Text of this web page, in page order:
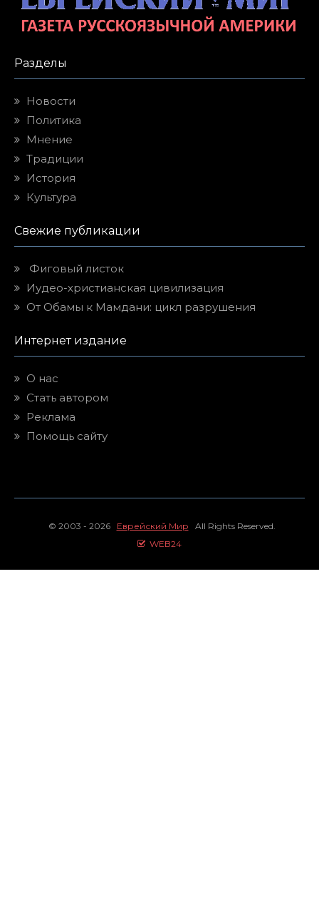
Разделы
Новости
Политика
Мнение
Традиции
История
Культура
Свежие публикации
Фиговый листок
Иудео-христианская цивилизация
От Обамы к Мамдани: цикл разрушения
Интернет издание
О нас
Стать автором
Реклама
Помощь сайту
© 2003 - 2026 Еврейский Мир All Rights Reserved.
WEB24